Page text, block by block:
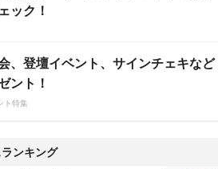
ック！
、登壇イベント、サインチェキなど
ント！
ト特集
ンキング